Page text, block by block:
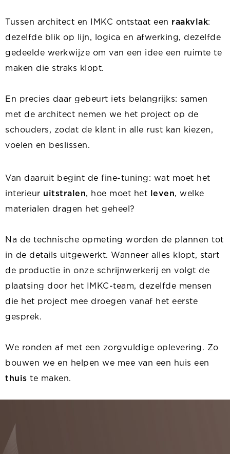
Tussen architect en IMKC ontstaat een raakvlak:
dezelfde blik op lijn, logica en afwerking, dezelfde
gedeelde werkwijze om van een idee een ruimte te
maken die straks klopt.
En precies daar gebeurt iets belangrijks: samen
met de architect nemen we het project op de
schouders, zodat de klant in alle rust kan kiezen,
voelen en beslissen.
Van daaruit begint de fine-tuning: wat moet het
interieur uitstralen, hoe moet het leven, welke
materialen dragen het geheel?
Na de technische opmeting worden de plannen tot
in de details uitgewerkt. Wanneer alles klopt, start
de productie in onze schrijnwerkerij en volgt de
plaatsing door het IMKC-team, dezelfde mensen
die het project mee droegen vanaf het eerste
gesprek.
We ronden af met een zorgvuldige oplevering. Zo
bouwen we en helpen we mee van een huis een
thuis te maken.